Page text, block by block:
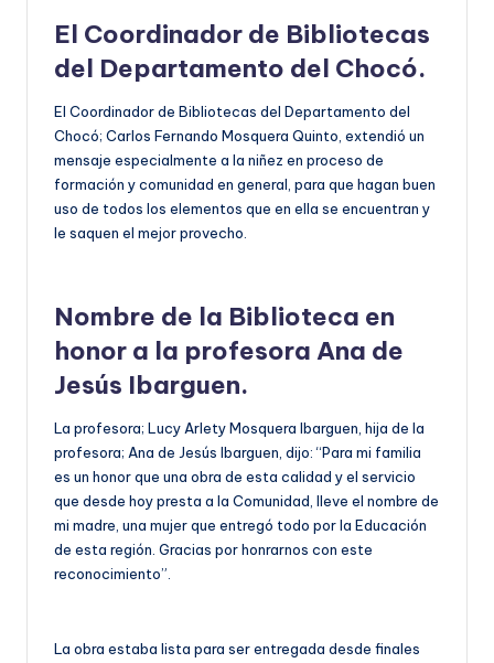
El Coordinador de Bibliotecas
del Departamento del Chocó.
El Coordinador de Bibliotecas del Departamento del
Chocó; Carlos Fernando Mosquera Quinto, extendió un
mensaje especialmente a la niñez en proceso de
formación y comunidad en general, para que hagan buen
uso de todos los elementos que en ella se encuentran y
le saquen el mejor provecho.
Nombre de la Biblioteca en
honor a la profesora Ana de
Jesús Ibarguen.
La profesora; Lucy Arlety Mosquera Ibarguen, hija de la
profesora; Ana de Jesús Ibarguen, dijo: “Para mi familia
es un honor que una obra de esta calidad y el servicio
que desde hoy presta a la Comunidad, lleve el nombre de
mi madre, una mujer que entregó todo por la Educación
de esta región. Gracias por honrarnos con este
reconocimiento”.
La obra estaba lista para ser entregada desde finales